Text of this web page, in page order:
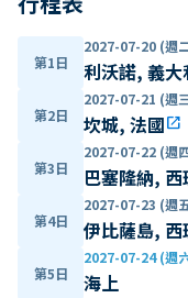
第1日
2027-07-20 (週
利沃諾, 義大
第2日
2027-07-21 (週
坎城, 法國open_in_new
第3日
2027-07-22 (週
巴塞隆納, 西
第4日
2027-07-23 (週
伊比薩島, 西
第5日
2027-07-24 (週
海上